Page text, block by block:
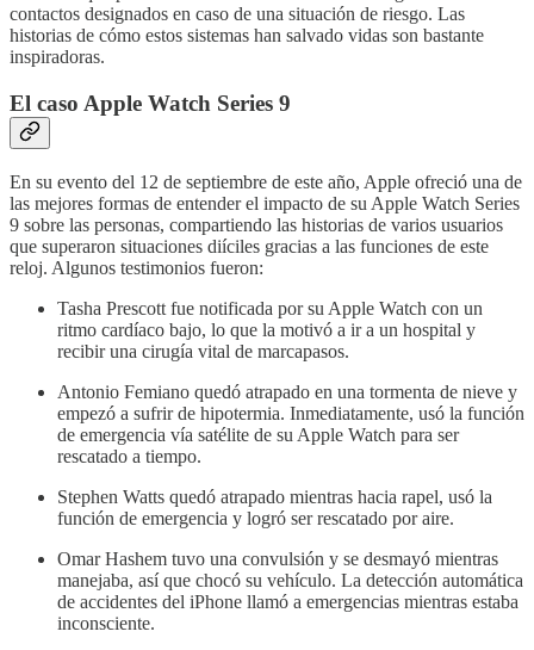
contactos designados en caso de una situación de riesgo. Las
historias de cómo estos sistemas han salvado vidas son bastante
inspiradoras.
El caso Apple Watch Series 9
En su evento del 12 de septiembre de este año, Apple ofreció una de
las mejores formas de entender el impacto de su Apple Watch Series
9 sobre las personas, compartiendo las historias de varios usuarios
que superaron situaciones diíciles gracias a las funciones de este
reloj. Algunos testimonios fueron:
Tasha Prescott fue notificada por su Apple Watch con un
ritmo cardíaco bajo, lo que la motivó a ir a un hospital y
recibir una cirugía vital de marcapasos.
Antonio Femiano quedó atrapado en una tormenta de nieve y
empezó a sufrir de hipotermia. Inmediatamente, usó la función
de emergencia vía satélite de su Apple Watch para ser
rescatado a tiempo.
Stephen Watts quedó atrapado mientras hacia rapel, usó la
función de emergencia y logró ser rescatado por aire.
Omar Hashem tuvo una convulsión y se desmayó mientras
manejaba, así que chocó su vehículo. La detección automática
de accidentes del iPhone llamó a emergencias mientras estaba
inconsciente.